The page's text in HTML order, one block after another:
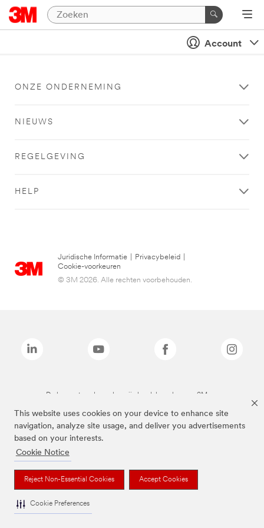
This website uses cookies on your device to enhance site
navigation, analyze site usage, and deliver you advertisements
based on your interests.
Cookie Notice
Reject Non-Essential Cookies Accept Cookies
Cookie Preferences
Account
ONZE ONDERNEMING
NIEUWS
REGELGEVING
HELP
Juridische Informatie Privacybeleid
Cookie-voorkeuren
© 3M 2026. Alle rechten voorbehouden.
De bovenstaande merken zijn handelsmerken van 3M.we